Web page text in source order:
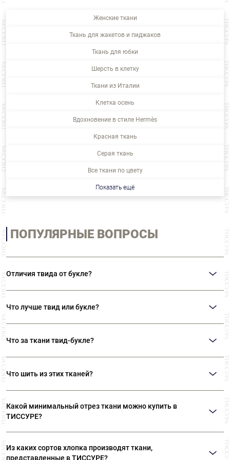
Женские ткани
Ткань для жакетов и пиджаков
Ткань для юбки
Шерсть в клетку
Ткани из Италии
Клетка осень
Вдохновение в стиле Hermès
Красная ткань
Серая ткань
Все ткани по цвету
Показать ещё
ПОПУЛЯРНЫЕ ВОПРОСЫ
Отличия твида от букле?
саржевого переплетения. Чаше всего производится из шерсти. Букле –
ткань с характерными объемными «петельками». Производят из нитей
Что лучше твид или букле?
предпочтений и тех дизайнерских решений, которые необходимо
реализовать.
Что за ткани твид-букле?
многоцветие твидов и фактурность букле. Ткани в стиле «Шанель» - это
особый вид твида, разработанный Коко Шанель.
Что шить из этих тканей?
пиджаков, жакетов. Букле используют для пошива оригинальных
Какой минимальный отрез ткани можно купить в
ТИССУРЕ?
Из каких сортов хлопка производят ткани,
представленные в ТИССУРЕ?